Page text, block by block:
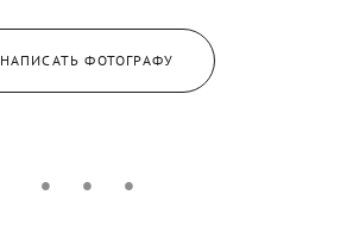
НАПИСАТЬ ФОТОГРАФУ